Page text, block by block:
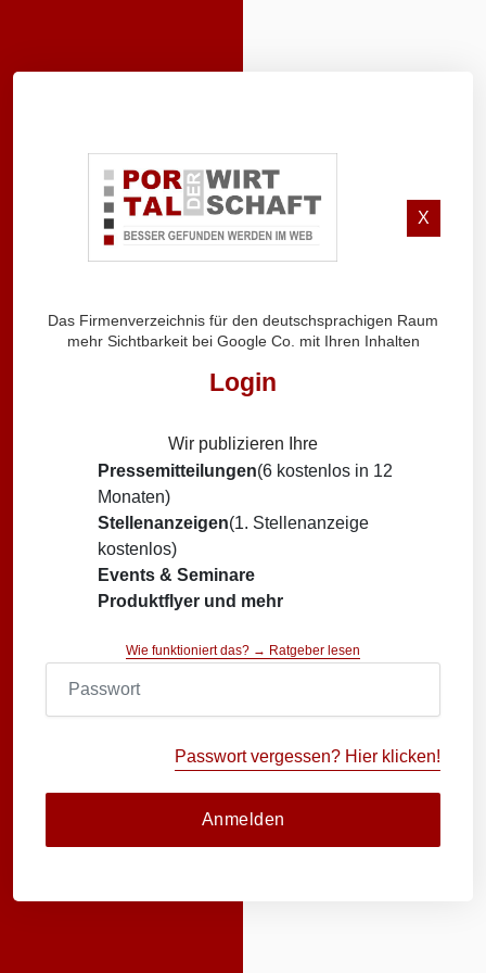
X
Das Firmenverzeichnis für den deutschsprachigen Raum
mehr Sichtbarkeit bei Google Co. mit Ihren Inhalten
Login
Wir publizieren Ihre
Pressemitteilungen(6 kostenlos in 12
Monaten)
Stellenanzeigen(1. Stellenanzeige
kostenlos)
Events & Seminare
Produktflyer und mehr
Wie funktioniert das? → Ratgeber lesen
Passwort vergessen? Hier klicken!
Anmelden